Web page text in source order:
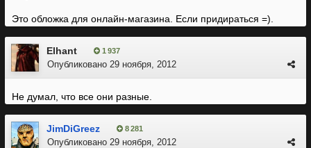
Это обложка для онлайн-магазина. Если придираться =).
Elhant 1 937
Опубликовано 29 ноября, 2012
Не думал, что все они разные.
JimDiGreez 8 281
Опубликовано 29 ноября, 2012